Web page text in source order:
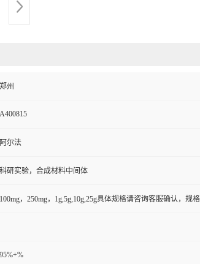
郑州
A400815
阿尔法
科研实验，合成材料中间体
100mg，250mg，1g,5g,10g,25g具体规格请咨询客服确认，规
95%+%